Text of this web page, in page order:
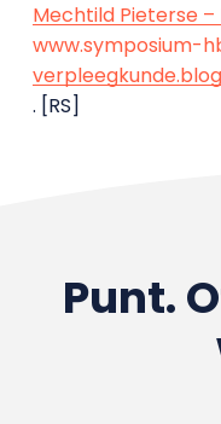
Mechtild Pieterse –
www.symposium-
. [RS]
Punt.